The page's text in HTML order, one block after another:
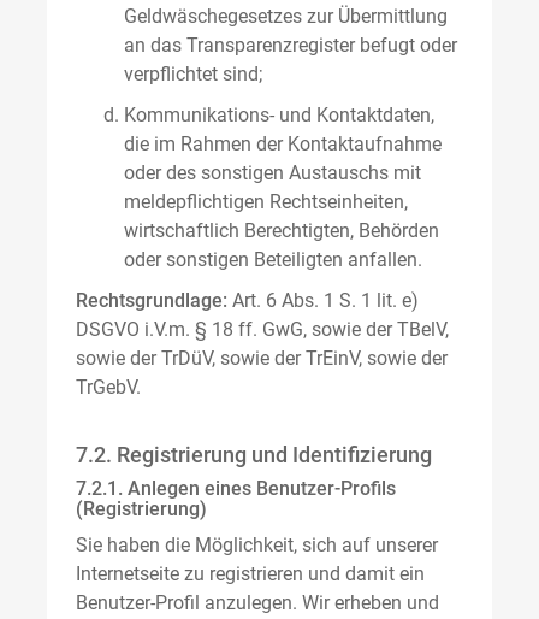
Geldwäschegesetzes zur Übermittlung
an das Transparenzregister befugt oder
verpflichtet sind;
Kommunikations- und Kontaktdaten,
die im Rahmen der Kontaktaufnahme
oder des sonstigen Austauschs mit
meldepflichtigen Rechtseinheiten,
wirtschaftlich Berechtigten, Behörden
oder sonstigen Beteiligten anfallen.
Rechtsgrundlage: Art. 6 Abs. 1 S. 1 lit. e)
DSGVO i.V.m. § 18 ff. GwG, sowie der TBelV,
sowie der TrDüV, sowie der TrEinV, sowie der
TrGebV.
7.2. Registrierung und Identifizierung
7.2.1. Anlegen eines Benutzer-Profils
(Registrierung)
Sie haben die Möglichkeit, sich auf unserer
Internetseite zu registrieren und damit ein
Benutzer-Profil anzulegen. Wir erheben und